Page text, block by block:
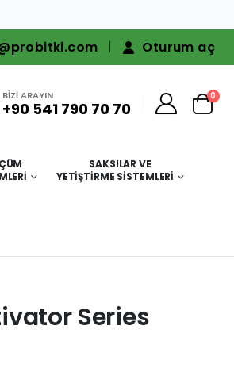
Oturum aç
BİZİ ARAYIN
+90 541 790 70 70
0
SAKSILAR VE
YETIŞTIRME SISTEMLERI
Series